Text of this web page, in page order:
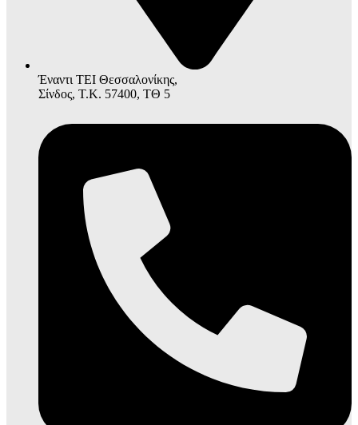
Έναντι ΤΕΙ Θεσσαλονίκης,
Σίνδος, Τ.Κ. 57400, ΤΘ 5